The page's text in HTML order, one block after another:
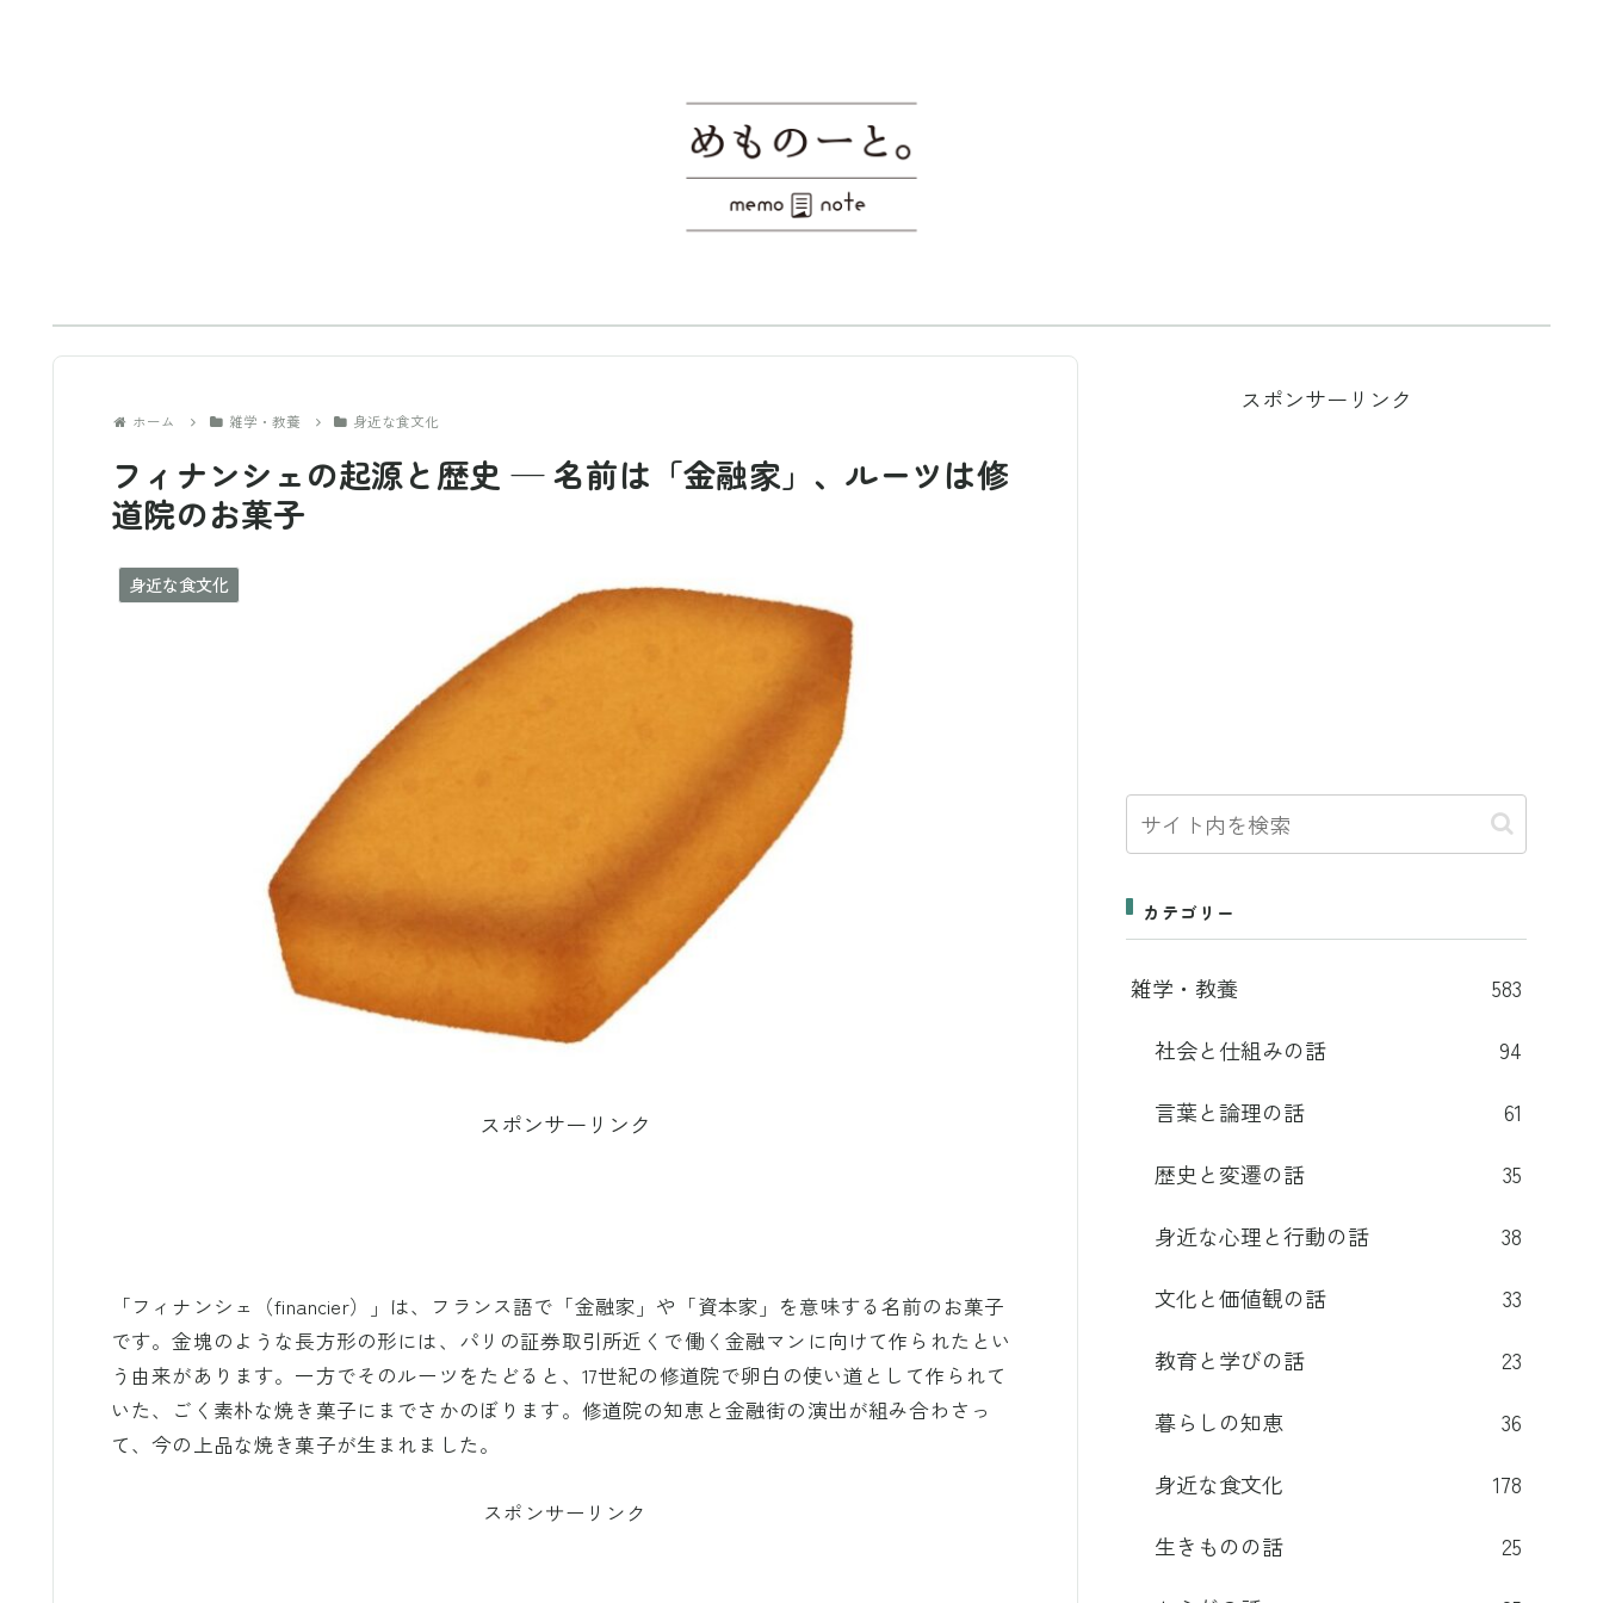
ホーム 雑学・教養 身近な食文化
フィナンシェの起源と歴史 — 名前は「金融家」、ルーツは修
道院のお菓子
身近な食文化
スポンサーリンク
「フィナンシェ（financier）」は、フランス語で「金融家」や「資本家」を意味する名前のお菓子
です。金塊のような長方形の形には、パリの証券取引所近くで働く金融マンに向けて作られたとい
う由来があります。一方でそのルーツをたどると、17世紀の修道院で卵白の使い道として作られて
いた、ごく素朴な焼き菓子にまでさかのぼります。修道院の知恵と金融街の演出が組み合わさっ
て、今の上品な焼き菓子が生まれました。
スポンサーリンク
スポンサーリンク
カテゴリー
雑学・教養
583
社会と仕組みの話
94
言葉と論理の話
61
歴史と変遷の話
35
身近な心理と行動の話
38
文化と価値観の話
33
教育と学びの話
23
暮らしの知恵
36
身近な食文化
178
生きものの話
25